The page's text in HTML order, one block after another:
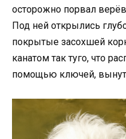
осторожно порвал
Под ней открылись
покрытые засохшей
канатом так туго, что
помощью ключей,